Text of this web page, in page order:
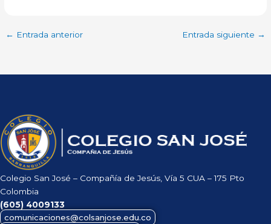
← Entrada anterior Entrada siguiente →
Colegio San José – Compañía de Jesús, Vía 5 CUA – 175 Pto
Colombia
(605) 4009133
comunicaciones@colsanjose.edu.co